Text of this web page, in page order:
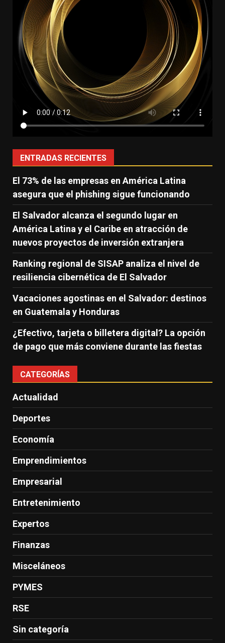
ENTRADAS RECIENTES
El 73% de las empresas en América Latina
asegura que el phishing sigue funcionando
El Salvador alcanza el segundo lugar en
América Latina y el Caribe en atracción de
nuevos proyectos de inversión extranjera
Ranking regional de SISAP analiza el nivel de
resiliencia cibernética de El Salvador
Vacaciones agostinas en el Salvador: destinos
en Guatemala y Honduras
¿Efectivo, tarjeta o billetera digital? La opción
de pago que más conviene durante las fiestas
CATEGORÍAS
Actualidad
Deportes
Economía
Emprendimientos
Empresarial
Entretenimiento
Expertos
Finanzas
Misceláneos
PYMES
RSE
Sin categoría